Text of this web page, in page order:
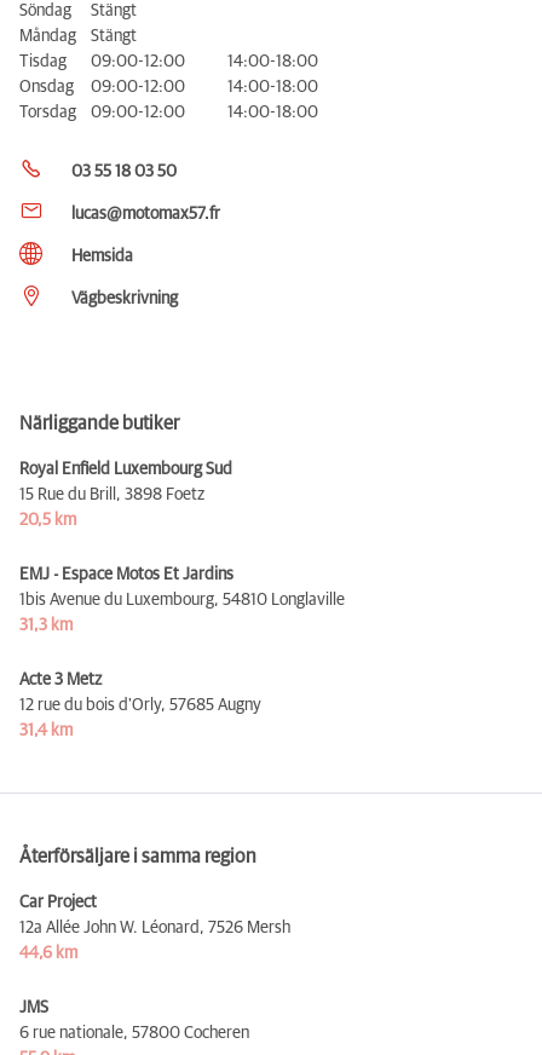
Söndag
Stängt
Måndag
Stängt
Tisdag
09:00-12:00
14:00-18:00
Onsdag
09:00-12:00
14:00-18:00
Torsdag
09:00-12:00 14:00-18:00
03 55 18 03 50
lucas@motomax57.fr
Hemsida
Vägbeskrivning
Närliggande butiker
Royal Enfield Luxembourg Sud
15 Rue du Brill, 3898 Foetz
20,5 km
EMJ - Espace Motos Et Jardins
1bis Avenue du Luxembourg, 54810 Longlaville
31,3 km
Acte 3 Metz
12 rue du bois d'Orly, 57685 Augny
31,4 km
Återförsäljare i samma region
Car Project
12a Allée John W. Léonard, 7526 Mersh
44,6 km
JMS
6 rue nationale, 57800 Cocheren